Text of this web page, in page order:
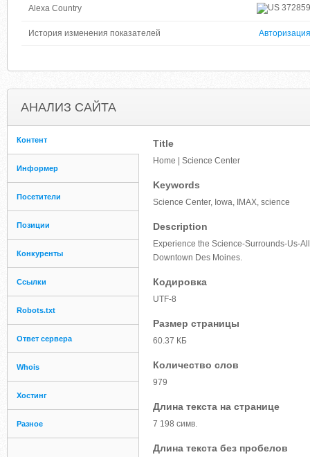
Alexa Country 372859
История изменения показателей Авторизация
АНАЛИЗ САЙТА
Контент
Информер
Посетители
Позиции
Конкуренты
Ссылки
Robots.txt
Ответ сервера
Whois
Хостинг
Разное
Title
Home | Science Center
Keywords
Science Center, Iowa, IMAX, science
Description
Experience the Science-Surrounds-Us-
Downtown Des Moines.
Кодировка
UTF-8
Размер страницы
60.37 КБ
Количество слов
979
Длина текста на странице
7 198 симв.
Длина текста без пробелов